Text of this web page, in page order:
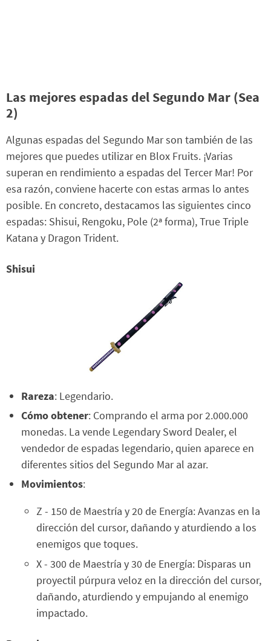
Las mejores espadas del Segundo Mar (Sea
2)
Algunas espadas del Segundo Mar son también de las
mejores que puedes utilizar en Blox Fruits. ¡Varias
superan en rendimiento a espadas del Tercer Mar! Por
esa razón, conviene hacerte con estas armas lo antes
posible. En concreto, destacamos las siguientes cinco
espadas: Shisui, Rengoku, Pole (2ª forma), True Triple
Katana y Dragon Trident.
Shisui
Rareza: Legendario.
Cómo obtener: Comprando el arma por 2.000.000
monedas. La vende Legendary Sword Dealer, el
vendedor de espadas legendario, quien aparece en
diferentes sitios del Segundo Mar al azar.
Movimientos:
Z - 150 de Maestría y 20 de Energía: Avanzas en la
dirección del cursor, dañando y aturdiendo a los
enemigos que toques.
X - 300 de Maestría y 30 de Energía: Disparas un
proyectil púrpura veloz en la dirección del cursor,
dañando, aturdiendo y empujando al enemigo
impactado.